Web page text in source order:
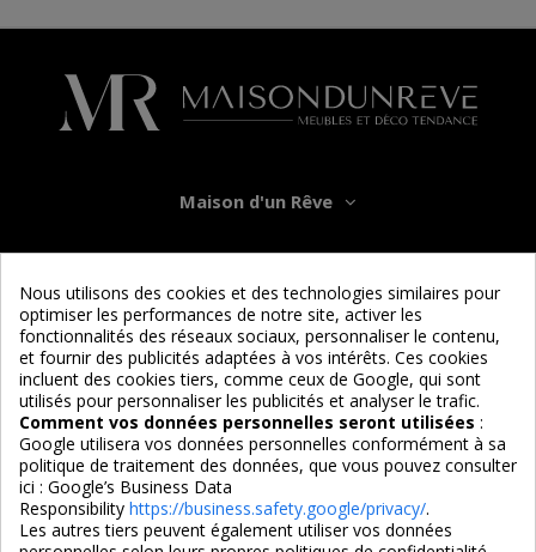
Maison d'un Rêve
Informations
Services
Nous suivre
Nous utilisons des cookies et des technologies similaires pour
optimiser les performances de notre site, activer les
fonctionnalités des réseaux sociaux, personnaliser le contenu,
et fournir des publicités adaptées à vos intérêts. Ces cookies
incluent des cookies tiers, comme ceux de Google, qui sont
utilisés pour personnaliser les publicités et analyser le trafic.
Comment vos données personnelles seront utilisées :
Google utilisera vos données personnelles conformément à sa
politique de traitement des données, que vous pouvez consulter
ici : Google’s Business Data
Responsibility https://business.safety.google/privacy/.
Les autres tiers peuvent également utiliser vos données